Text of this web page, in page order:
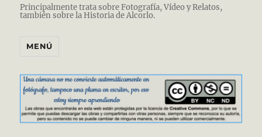
Principalmente trata sobre Fotografía, Vídeo y Relatos,
también sobre la Historia de Alcorlo.
MENÚ